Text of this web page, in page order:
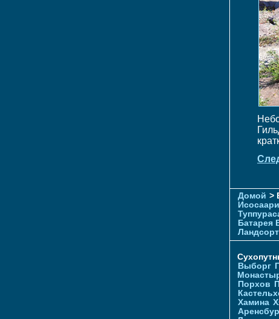
Домой >
Исосаари
Батарея
Ландсорт
Выборг
Порхов
Хамина